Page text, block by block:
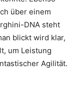
über einem
DNA steht
blickt wird klar,
um Leistung
Agilität.